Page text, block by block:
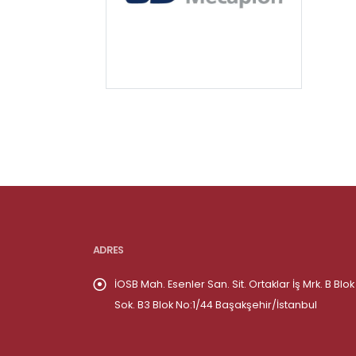
ADRES
İOSB Mah. Esenler San. Sit. Ortaklar İş Mrk. B Blok
Sok. B3 Blok No:1/44 Başakşehir/İstanbul